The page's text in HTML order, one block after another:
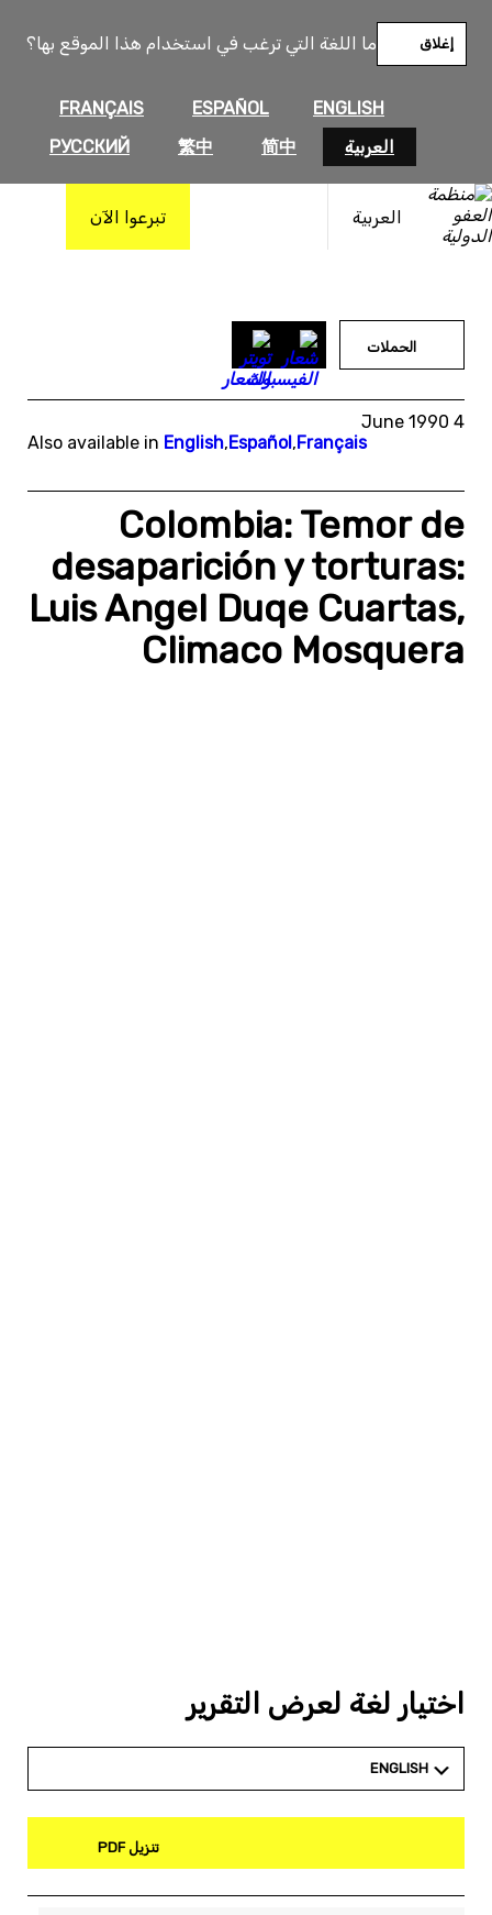
ما اللغة التي ترغب في استخدام هذا الموقع بها؟
ENGLISH
ESPAÑOL
FRANÇAIS
العربية
简中
繁中
РУССКИЙ
إغلاق
العربية تبرعوا الآن
المحتوى
الحملات
4 June 1990
Also available in English,Español,Français
Colombia: Temor de
desaparición y torturas:
Luis Angel Duqe Cuartas,
Climaco Mosquera
اختيار لغة لعرض التقرير
ENGLISH
تنزيل PDF